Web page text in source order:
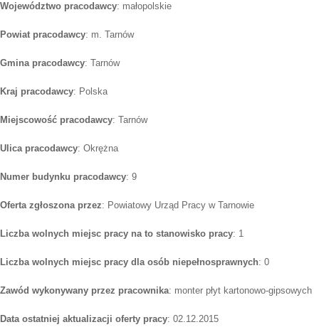
Województwo pracodawcy: małopolskie
Powiat pracodawcy: m. Tarnów
Gmina pracodawcy: Tarnów
Kraj pracodawcy: Polska
Miejscowość pracodawcy: Tarnów
Ulica pracodawcy: Okrężna
Numer budynku pracodawcy: 9
Oferta zgłoszona przez: Powiatowy Urząd Pracy w Tarnowie
Liczba wolnych miejsc pracy na to stanowisko pracy: 1
Liczba wolnych miejsc pracy dla osób niepełnosprawnych: 0
Zawód wykonywany przez pracownika: monter płyt kartonowo-gipsowych
Data ostatniej aktualizacji oferty pracy: 02.12.2015